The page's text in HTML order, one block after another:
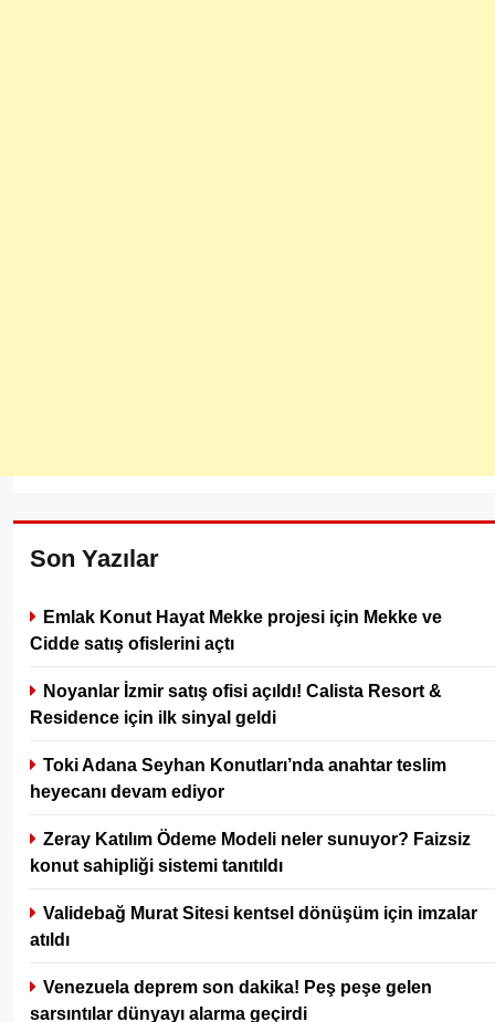
Son Yazılar
Emlak Konut Hayat Mekke projesi için Mekke ve
Cidde satış ofislerini açtı
Noyanlar İzmir satış ofisi açıldı! Calista Resort &
Residence için ilk sinyal geldi
Toki Adana Seyhan Konutları’nda anahtar teslim
heyecanı devam ediyor
Zeray Katılım Ödeme Modeli neler sunuyor? Faizsiz
konut sahipliği sistemi tanıtıldı
Validebağ Murat Sitesi kentsel dönüşüm için imzalar
atıldı
Venezuela deprem son dakika! Peş peşe gelen
sarsıntılar dünyayı alarma geçirdi